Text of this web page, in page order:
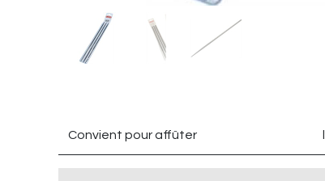
Convient pour affûter